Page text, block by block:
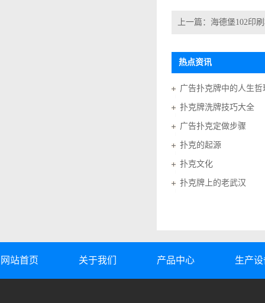
上一篇： 海德堡102印
热点资讯
广告扑克牌中的人生哲
扑克牌洗牌技巧大全
广告扑克定做步骤
扑克的起源
扑克文化
扑克牌上的老武汉
网站首页 关于我们 产品中心 生产